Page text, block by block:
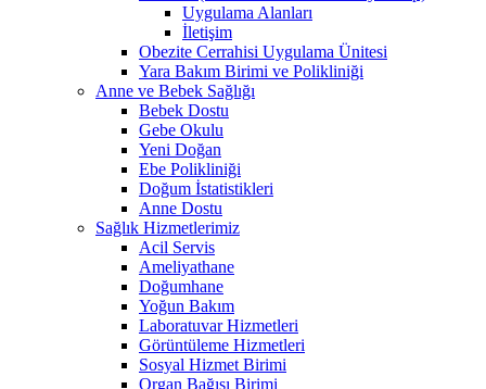
Uygulama Alanları
İletişim
Obezite Cerrahisi Uygulama Ünitesi
Yara Bakım Birimi ve Polikliniği
Anne ve Bebek Sağlığı
Bebek Dostu
Gebe Okulu
Yeni Doğan
Ebe Polikliniği
Doğum İstatistikleri
Anne Dostu
Sağlık Hizmetlerimiz
Acil Servis
Ameliyathane
Doğumhane
Yoğun Bakım
Laboratuvar Hizmetleri
Görüntüleme Hizmetleri
Sosyal Hizmet Birimi
Organ Bağışı Birimi